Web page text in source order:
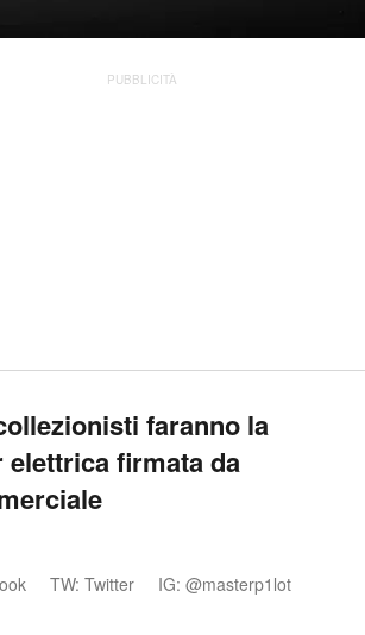
PUBBLICITÀ
faranno la
firmata da
TW: Twitter IG: @masterp1lot